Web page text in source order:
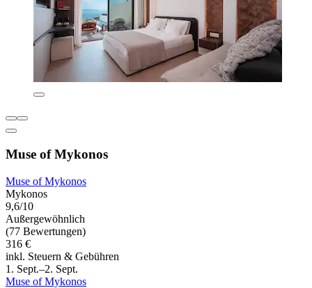
Muse of Mykonos
Muse of Mykonos
Mykonos
9,6/10
Außergewöhnlich
(77 Bewertungen)
316 €
inkl. Steuern & Gebühren
1. Sept.–2. Sept.
Muse of Mykonos